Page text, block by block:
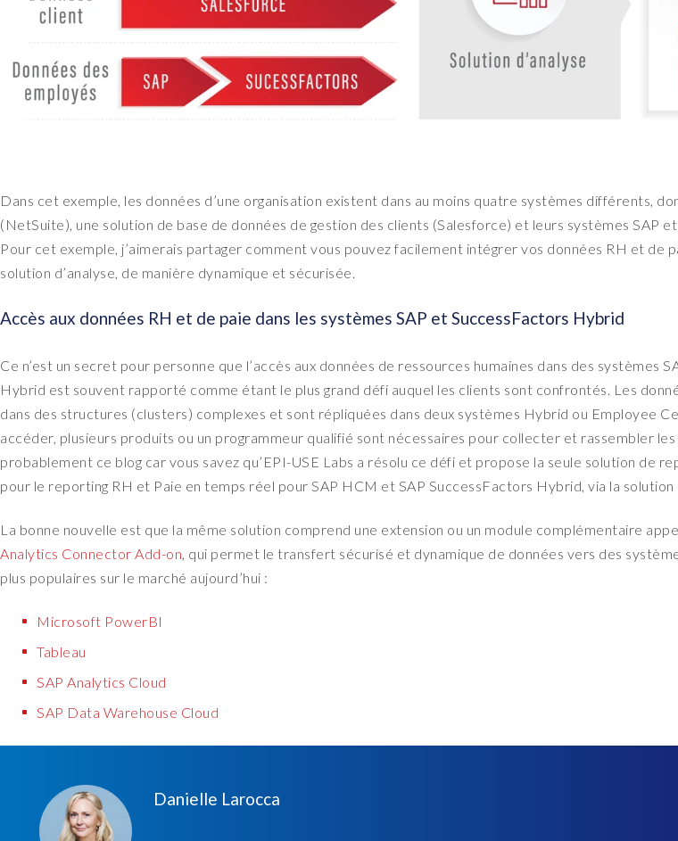
Dans cet exemple, les données d’une organisation existent dans au moins quatre systèmes différents,
(NetSuite), une solution de base de données de gestion des clients (Salesforce) et leurs systèmes SAP
Pour cet exemple, j’aimerais partager comment vous pouvez facilement intégrer vos données RH et de
solution d’analyse, de manière dynamique et sécurisée.
Accès aux données RH et de paie dans les systèmes SAP et SuccessFactors Hybrid
Ce n’est un secret pour personne que l’accès aux données de ressources humaines dans des systèmes
Hybrid est souvent rapporté comme étant le plus grand défi auquel les clients sont confrontés. Les
dans des structures (clusters) complexes et sont répliquées dans deux systèmes Hybrid ou Employee
accéder, plusieurs produits ou un programmeur qualifié sont nécessaires pour collecter et rassembler les
probablement ce blog car vous savez qu’EPI-USE Labs a résolu ce défi et propose la seule solution de
pour le reporting RH et Paie en temps réel pour SAP HCM et SAP SuccessFactors Hybrid, via la solution
La bonne nouvelle est que la même solution comprend une extension ou un module complémentaire
Analytics Connector Add-on, qui permet le transfert sécurisé et dynamique de données vers des
plus populaires sur le marché aujourd’hui :
Microsoft PowerBI
Tableau
SAP Analytics Cloud
SAP Data Warehouse Cloud
Danielle Larocca